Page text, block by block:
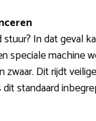
In dat geval
speciale
zwaar. Dit rijdt
standaard